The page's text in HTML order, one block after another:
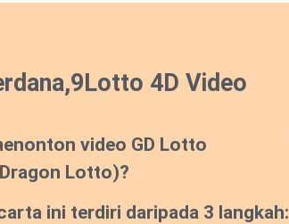
4D Video
video GD Lotto
Lotto)?
ini terdiri daripada 3 langkah: